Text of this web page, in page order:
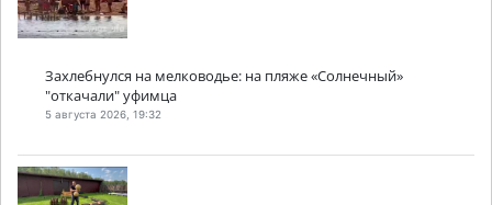
Захлебнулся на мелководье: на пляже «Солнечный»
"откачали" уфимца
5 августа 2026, 19:32